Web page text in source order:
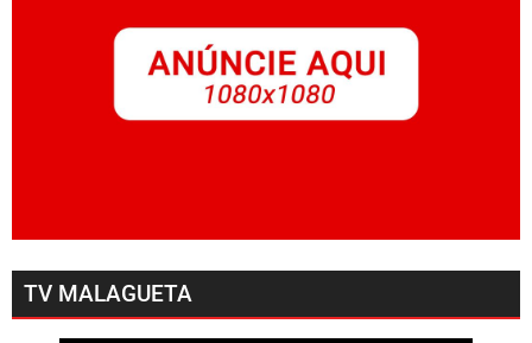
TV MALAGUETA